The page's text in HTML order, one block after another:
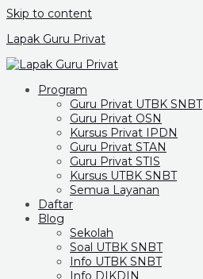
Skip to content
Lapak Guru Privat
Program
Guru Privat UTBK SNBT
Guru Privat OSN
Kursus Privat IPDN
Guru Privat STAN
Guru Privat STIS
Kursus UTBK SNBT
Semua Layanan
Daftar
Blog
Sekolah
Soal UTBK SNBT
Info UTBK SNBT
Info DIKDIN